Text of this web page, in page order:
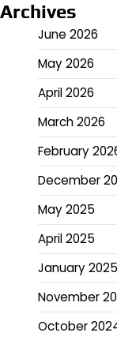
Archives
June 2026
May 2026
April 2026
March 2026
February
December
May 2025
April 2025
January 2025
November
October